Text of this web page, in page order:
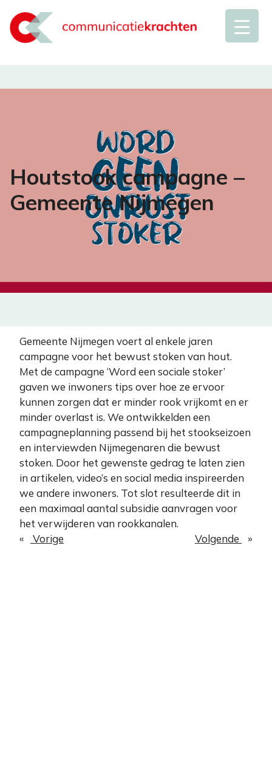
Houtstook campagne –
Gemeente Nijmegen
Gemeente Nijmegen voert al enkele jaren
campagne voor het bewust stoken van hout.
Met de campagne ‘Word een sociale stoker’
gaven we inwoners tips over hoe ze ervoor
kunnen zorgen dat er minder rook vrijkomt en er
minder overlast is. We ontwikkelden een
campagneplanning passend bij het stookseizoen
en interviewden Nijmegenaren die bewust
stoken. Door het gewenste gedrag te laten zien
in artikelen, video’s en social media inspireerden
we andere inwoners. Tot slot resulteerde dit in
een maximaal aantal subsidie aanvragen voor
het verwijderen van rookkanalen.
«
Vorige Volgende »